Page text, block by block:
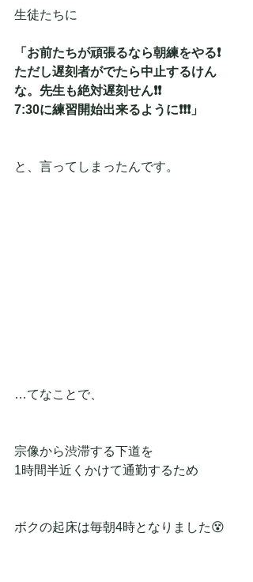
生徒たちに
「お前たちが頑張るなら朝練をやる❗
ただし遅刻者がでたら中止するけん
な。先生も絶対遅刻せん❗❗
7:30に練習開始出来るように❗❗❗」
と、言ってしまったんです。
…てなことで、
宗像から渋滞する下道を
1時間半近くかけて通勤するため
ボクの起床は毎朝4時となりました😵